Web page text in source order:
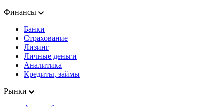
Финансы
Банки
Страхование
Лизинг
Личные деньги
Аналитика
Кредиты, займы
Рынки